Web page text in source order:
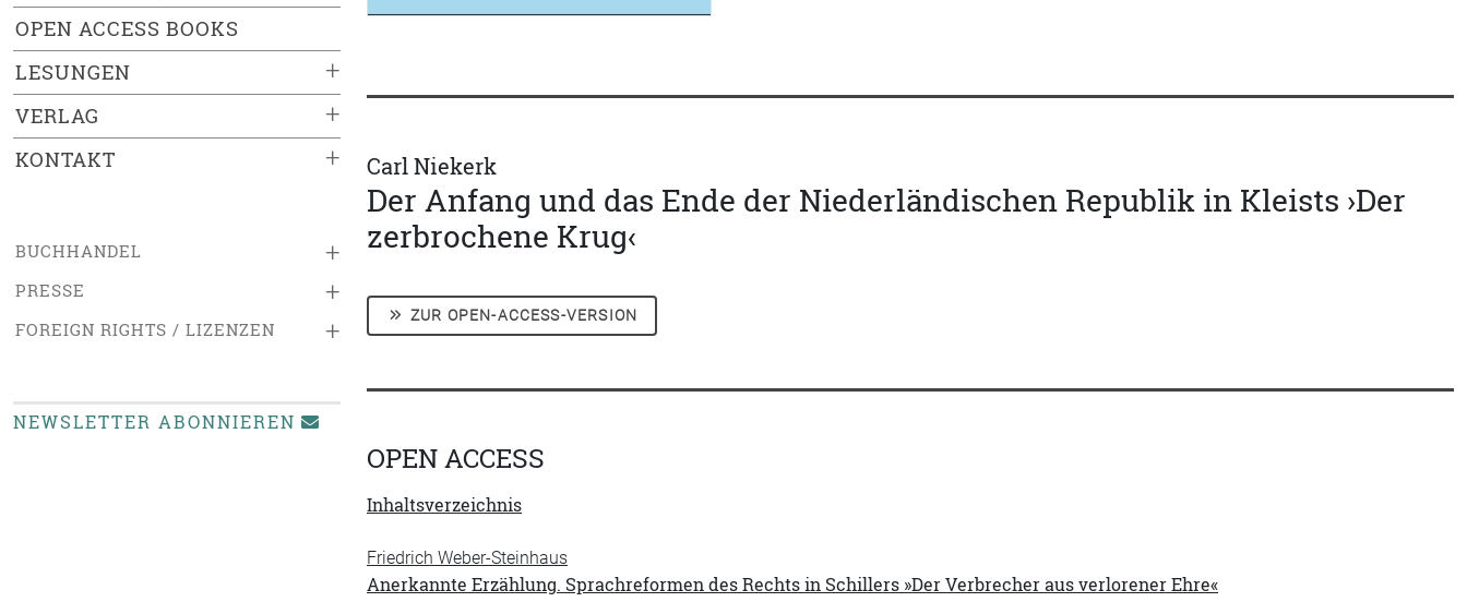
OPEN ACCESS BOOKS
+
LESUNGEN
+
VERLAG
+
KONTAKT
+
BUCHHANDEL
+
PRESSE
+
FOREIGN RIGHTS / LIZENZEN
NEWSLETTER ABONNIEREN
Carl Niekerk
Der Anfang und das Ende der Niederländischen Republik in Kleists ›Der
zerbrochene Krug‹
ZUR OPEN-ACCESS-VERSION
OPEN ACCESS
Inhaltsverzeichnis
Friedrich Weber-Steinhaus
Anerkannte Erzählung. Sprachreformen des Rechts in Schillers »Der Verbrecher aus verlorener Ehre«